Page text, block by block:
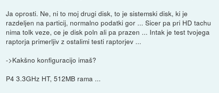
Ja oprosti. Ne, ni to moj drugi disk, to je sistemski disk, ki je
razdeljen na particij, normalno podatki gor ... Sicer pa pri HD tachu
nima tolk veze, ce je disk poln ali pa prazen ... Intak je test tvojega
raptorja primerljiv z ostalimi testi raptorjev ...
->Kakšno konfiguracijo imaš?
P4 3.3GHz HT, 512MB rama ...